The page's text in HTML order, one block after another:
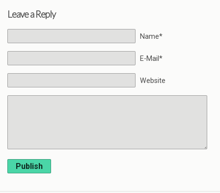
Leave a Reply
Name*
E-Mail*
Website
Publish